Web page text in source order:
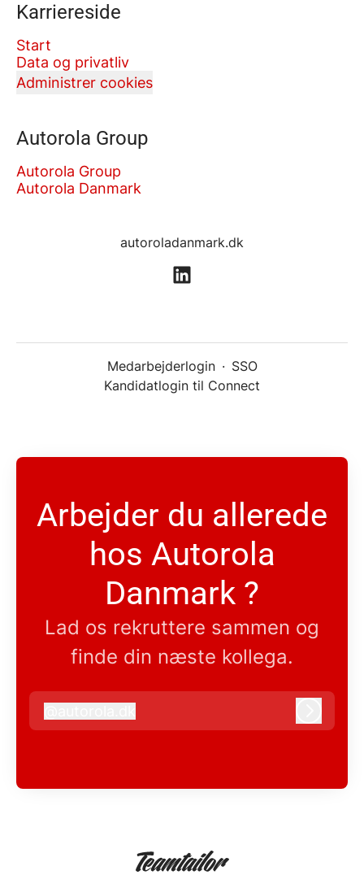
Karriereside
Start
Data og privatliv
Administrer cookies
Autorola Group
Autorola Group
Autorola Danmark
autoroladanmark.dk
Medarbejderlogin · SSO
Kandidatlogin til Connect
Arbejder du allerede
hos Autorola
Danmark ?
Lad os rekruttere sammen og
finde din næste kollega.
autorola.dk